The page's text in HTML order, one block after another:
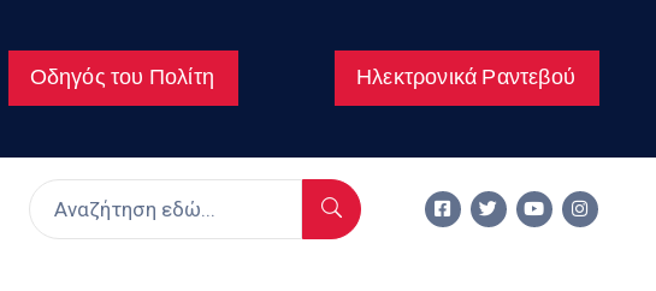
Οδηγός του Πολίτη Ηλεκτρονικά Ραντεβού